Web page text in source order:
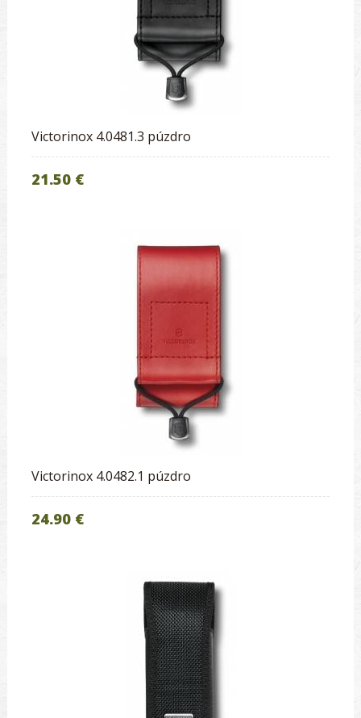
Victorinox 4.0481.3 púzdro
21.50 €
Victorinox 4.0482.1 púzdro
24.90 €